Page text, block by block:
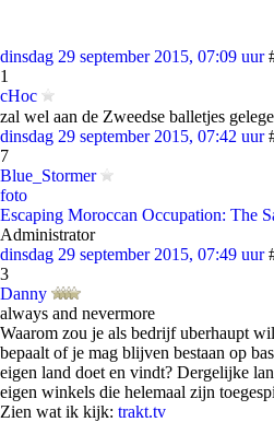
dinsdag 29 september 2015, 07:09 uur
1
cHoc
zal wel aan de Zweedse balletjes
dinsdag 29 september 2015, 07:42 uur
7
Blue_Stormer
foto
Escaping Moroccan Occupation: The
Administrator
dinsdag 29 september 2015, 07:49 uur
3
Danny
always and nevermore
Waarom zou je als bedrijf uberhaupt
bepaalt of je mag blijven bestaan op
eigen land doet en vindt? Dergelijke
eigen winkels die helemaal zijn
Zien wat ik kijk: trakt.tv